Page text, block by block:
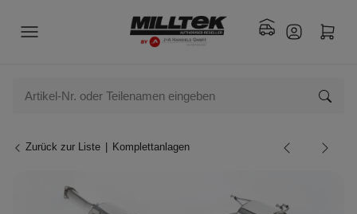
Zurück zur Liste Komplettanlagen